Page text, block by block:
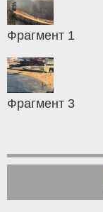
Фрагмент 1
Фрагмент 3